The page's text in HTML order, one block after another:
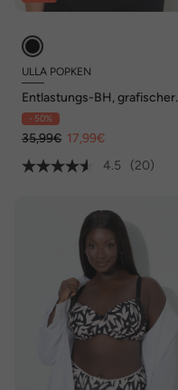
ULLA POPKEN
Entlastungs-BH, grafischer
Druck, ohne Bügel, Cup C - F
- 50%
35,99€ 17,99€
4.5
(20)